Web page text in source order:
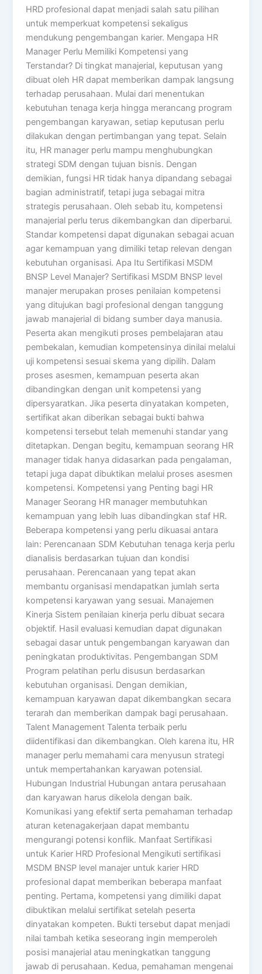
HRD profesional dapat menjadi salah satu pilihan
untuk memperkuat kompetensi sekaligus
mendukung pengembangan karier. Mengapa HR
Manager Perlu Memiliki Kompetensi yang
Terstandar? Di tingkat manajerial, keputusan yang
dibuat oleh HR dapat memberikan dampak langsung
terhadap perusahaan. Mulai dari menentukan
kebutuhan tenaga kerja hingga merancang program
pengembangan karyawan, setiap keputusan perlu
dilakukan dengan pertimbangan yang tepat. Selain
itu, HR manager perlu mampu menghubungkan
strategi SDM dengan tujuan bisnis. Dengan
demikian, fungsi HR tidak hanya dipandang sebagai
bagian administratif, tetapi juga sebagai mitra
strategis perusahaan. Oleh sebab itu, kompetensi
manajerial perlu terus dikembangkan dan diperbarui.
Standar kompetensi dapat digunakan sebagai acuan
agar kemampuan yang dimiliki tetap relevan dengan
kebutuhan organisasi. Apa Itu Sertifikasi MSDM
BNSP Level Manajer? Sertifikasi MSDM BNSP level
manajer merupakan proses penilaian kompetensi
yang ditujukan bagi profesional dengan tanggung
jawab manajerial di bidang sumber daya manusia.
Peserta akan mengikuti proses pembelajaran atau
pembekalan, kemudian kompetensinya dinilai melalui
uji kompetensi sesuai skema yang dipilih. Dalam
proses asesmen, kemampuan peserta akan
dibandingkan dengan unit kompetensi yang
dipersyaratkan. Jika peserta dinyatakan kompeten,
sertifikat akan diberikan sebagai bukti bahwa
kompetensi tersebut telah memenuhi standar yang
ditetapkan. Dengan begitu, kemampuan seorang HR
manager tidak hanya didasarkan pada pengalaman,
tetapi juga dapat dibuktikan melalui proses asesmen
kompetensi. Kompetensi yang Penting bagi HR
Manager Seorang HR manager membutuhkan
kemampuan yang lebih luas dibandingkan staf HR.
Beberapa kompetensi yang perlu dikuasai antara
lain: Perencanaan SDM Kebutuhan tenaga kerja perlu
dianalisis berdasarkan tujuan dan kondisi
perusahaan. Perencanaan yang tepat akan
membantu organisasi mendapatkan jumlah serta
kompetensi karyawan yang sesuai. Manajemen
Kinerja Sistem penilaian kinerja perlu dibuat secara
objektif. Hasil evaluasi kemudian dapat digunakan
sebagai dasar untuk pengembangan karyawan dan
peningkatan produktivitas. Pengembangan SDM
Program pelatihan perlu disusun berdasarkan
kebutuhan organisasi. Dengan demikian,
kemampuan karyawan dapat dikembangkan secara
terarah dan memberikan dampak bagi perusahaan.
Talent Management Talenta terbaik perlu
diidentifikasi dan dikembangkan. Oleh karena itu, HR
manager perlu memahami cara menyusun strategi
untuk mempertahankan karyawan potensial.
Hubungan Industrial Hubungan antara perusahaan
dan karyawan harus dikelola dengan baik.
Komunikasi yang efektif serta pemahaman terhadap
aturan ketenagakerjaan dapat membantu
mengurangi potensi konflik. Manfaat Sertifikasi
untuk Karier HRD Profesional Mengikuti sertifikasi
MSDM BNSP level manajer untuk karier HRD
profesional dapat memberikan beberapa manfaat
penting. Pertama, kompetensi yang dimiliki dapat
dibuktikan melalui sertifikat setelah peserta
dinyatakan kompeten. Bukti tersebut dapat menjadi
nilai tambah ketika seseorang ingin memperoleh
posisi manajerial atau meningkatkan tanggung
jawab di perusahaan. Kedua, pemahaman mengenai